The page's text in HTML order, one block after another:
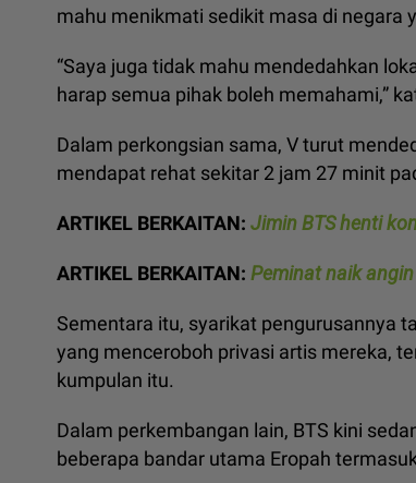
mahu menikmati sedikit masa di negara
“Saya juga tidak mahu mendedahkan
harap semua pihak boleh memahami,”
Dalam perkongsian sama, V turut
mendapat rehat sekitar 2 jam 27 minit
ARTIKEL BERKAITAN: Jimin BTS henti
ARTIKEL BERKAITAN: Peminat naik
Sementara itu, syarikat pengurusannya
yang menceroboh privasi artis mereka,
kumpulan itu.
Dalam perkembangan lain, BTS kini
beberapa bandar utama Eropah